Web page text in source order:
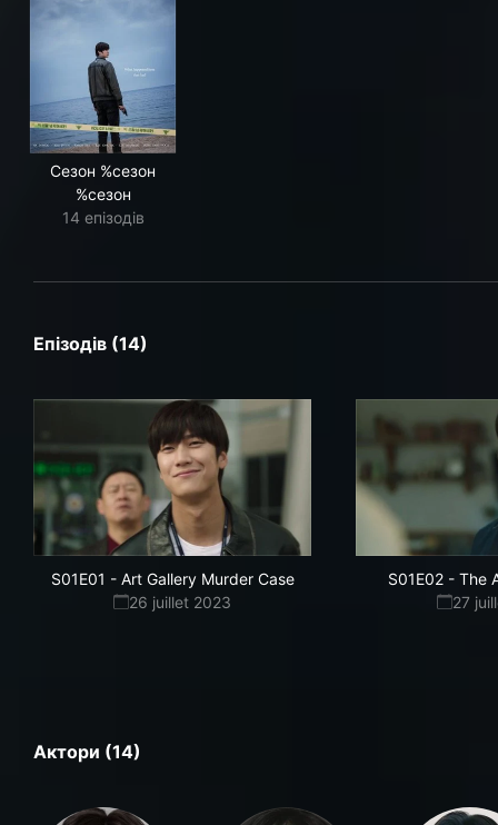
Сезон %сезон
%сезон
14 епізодів
Епізодів (14)
S01E01 - Art Gallery Murder Case
26 juillet 2023
S01E02- The
27
Актори (14)